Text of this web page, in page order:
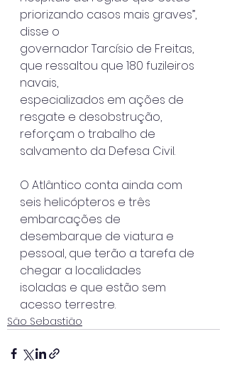
priorizando casos mais graves”,
disse o
governador Tarcísio de Freitas,
que ressaltou que 180 fuzileiros
navais,
especializados em ações de
resgate e desobstrução,
reforçam o trabalho de
salvamento da Defesa Civil.
O Atlântico conta ainda com
seis helicópteros e três
embarcações de
desembarque de viatura e
pessoal, que terão a tarefa de
chegar a localidades
isoladas e que estão sem
acesso terrestre.
São Sebastião